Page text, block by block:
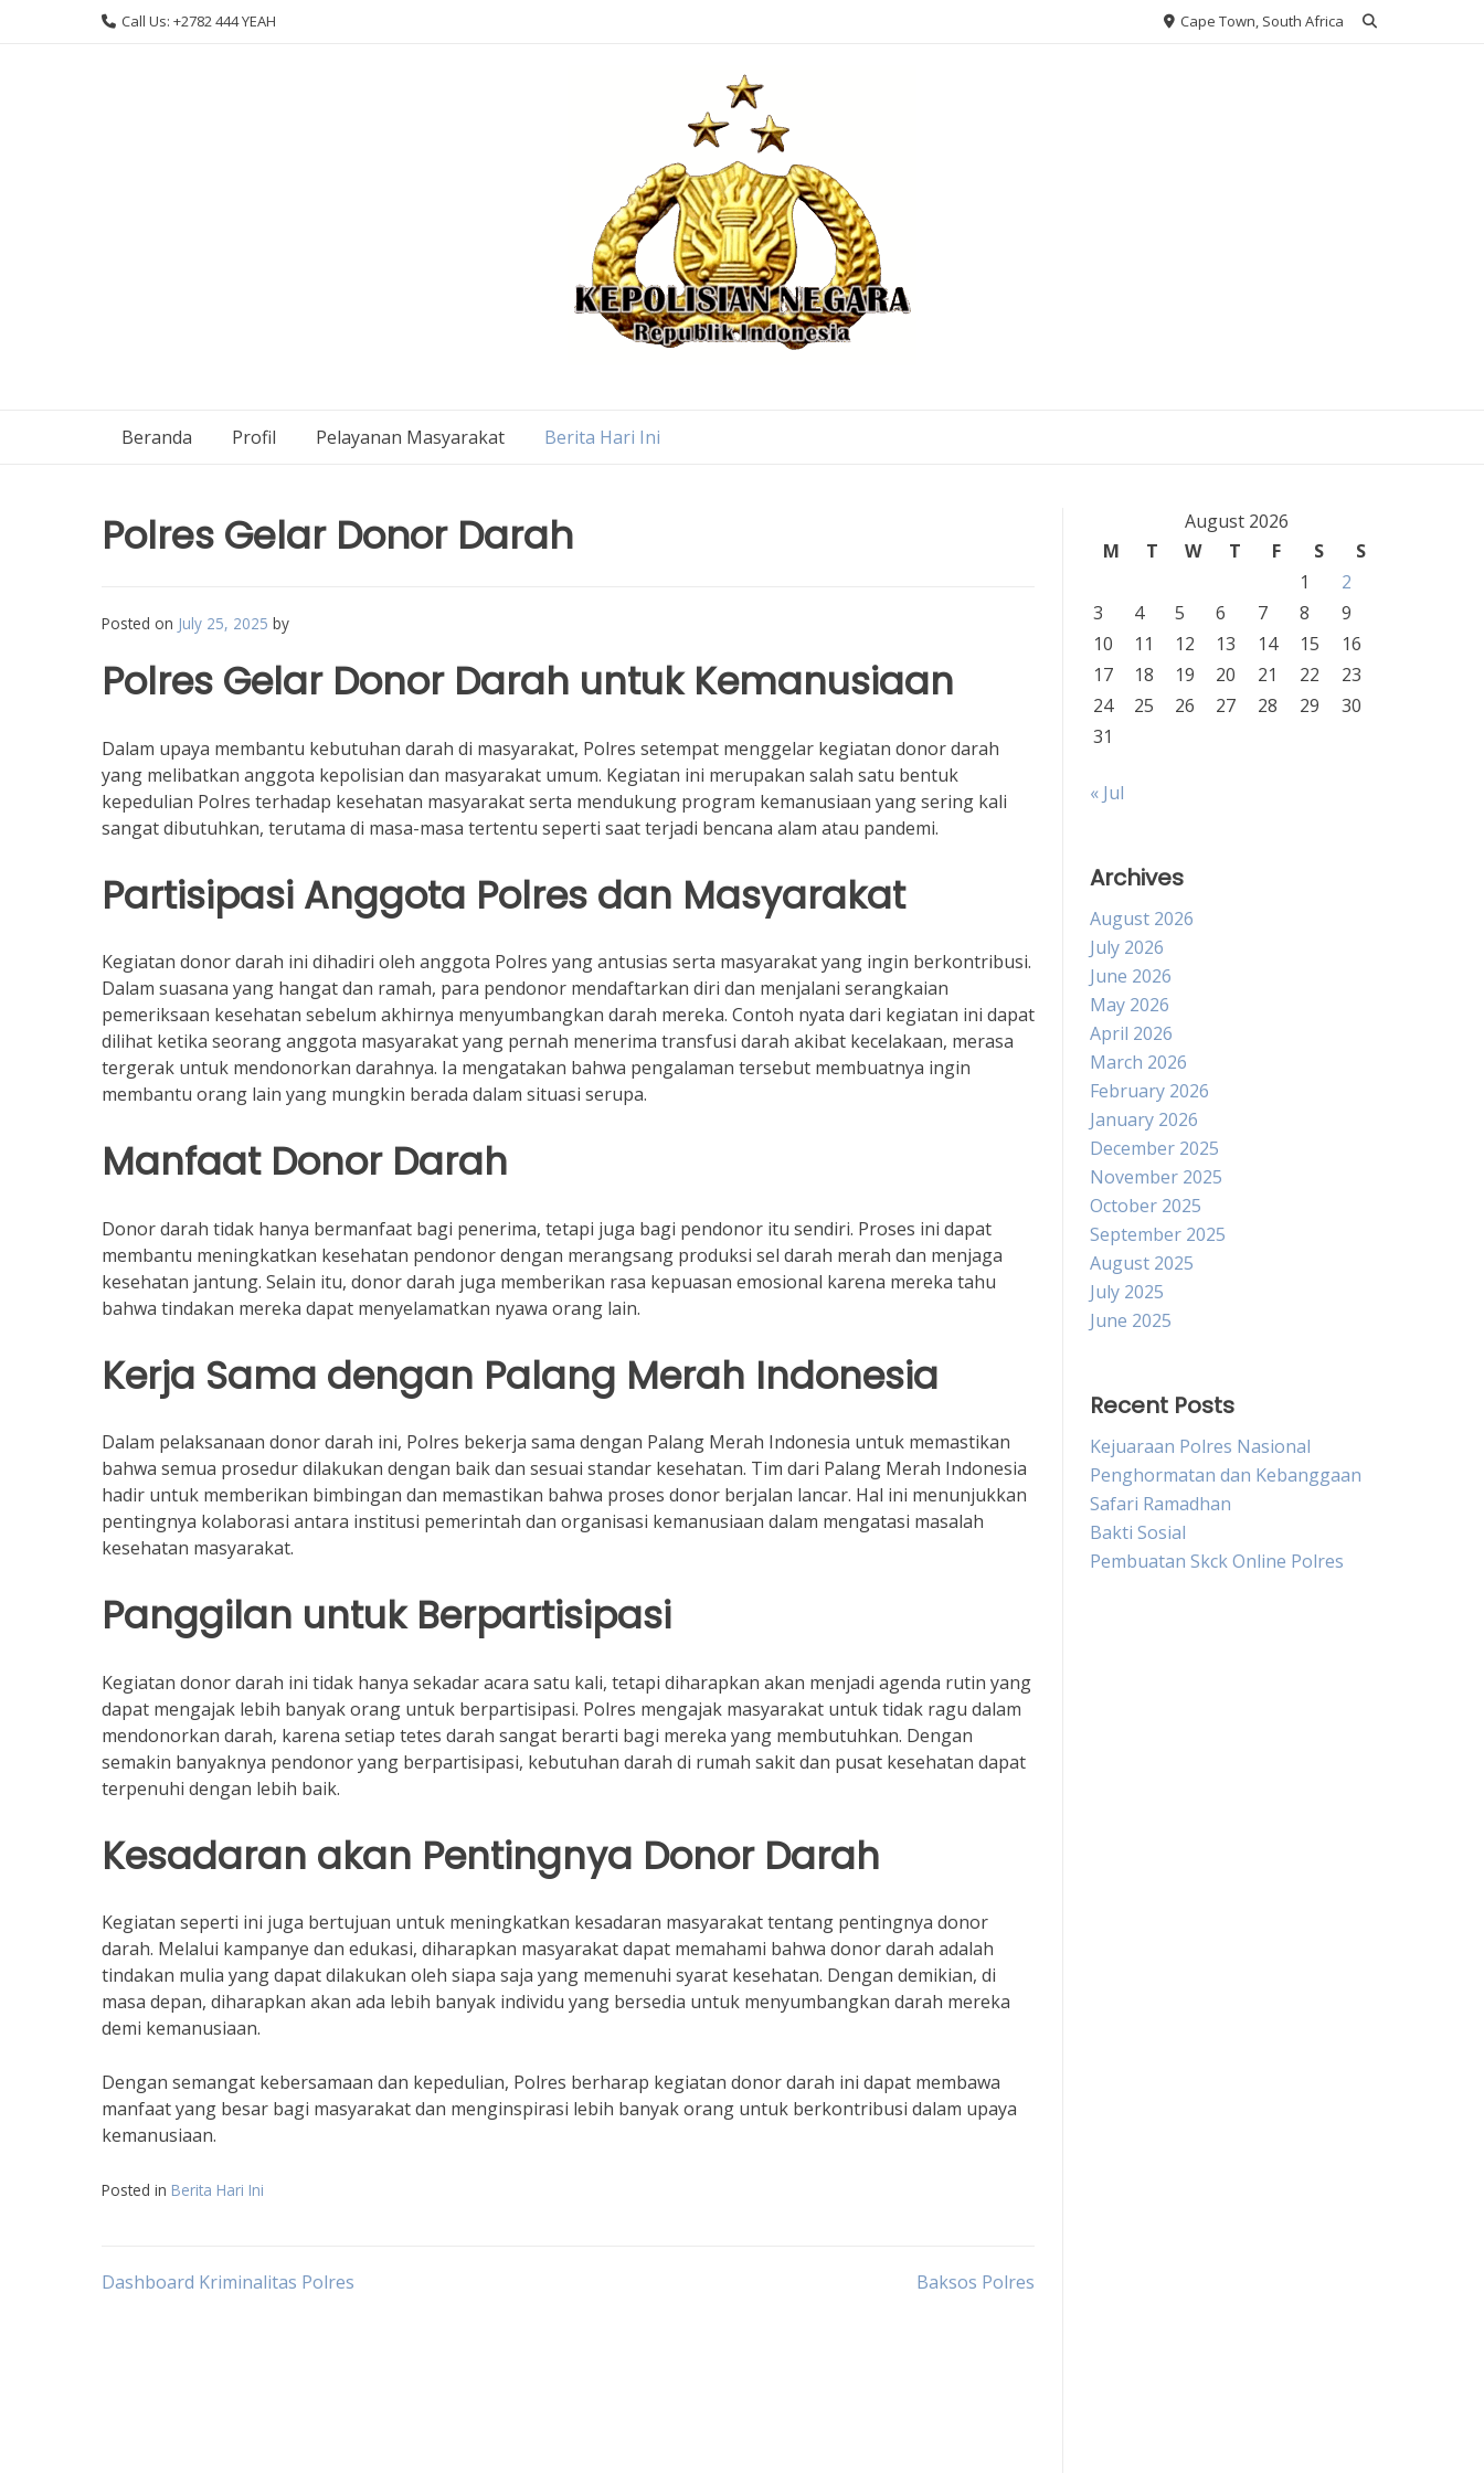
Call Us: +2782 444 YEAH Cape Town, South Africa
Beranda Profil Pelayanan Masyarakat Berita Hari Ini
Polres Gelar Donor Darah
Posted on July 25, 2025 by
Polres Gelar Donor Darah untuk Kemanusiaan
Dalam upaya membantu kebutuhan darah di masyarakat, Polres setempat menggelar kegiatan donor darah
yang melibatkan anggota kepolisian dan masyarakat umum. Kegiatan ini merupakan salah satu bentuk
kepedulian Polres terhadap kesehatan masyarakat serta mendukung program kemanusiaan yang sering kali
sangat dibutuhkan, terutama di masa-masa tertentu seperti saat terjadi bencana alam atau pandemi.
Partisipasi Anggota Polres dan Masyarakat
Kegiatan donor darah ini dihadiri oleh anggota Polres yang antusias serta masyarakat yang ingin berkontribusi.
Dalam suasana yang hangat dan ramah, para pendonor mendaftarkan diri dan menjalani serangkaian
pemeriksaan kesehatan sebelum akhirnya menyumbangkan darah mereka. Contoh nyata dari kegiatan ini dapat
dilihat ketika seorang anggota masyarakat yang pernah menerima transfusi darah akibat kecelakaan, merasa
tergerak untuk mendonorkan darahnya. Ia mengatakan bahwa pengalaman tersebut membuatnya ingin
membantu orang lain yang mungkin berada dalam situasi serupa.
Manfaat Donor Darah
Donor darah tidak hanya bermanfaat bagi penerima, tetapi juga bagi pendonor itu sendiri. Proses ini dapat
membantu meningkatkan kesehatan pendonor dengan merangsang produksi sel darah merah dan menjaga
kesehatan jantung. Selain itu, donor darah juga memberikan rasa kepuasan emosional karena mereka tahu
bahwa tindakan mereka dapat menyelamatkan nyawa orang lain.
Kerja Sama dengan Palang Merah Indonesia
Dalam pelaksanaan donor darah ini, Polres bekerja sama dengan Palang Merah Indonesia untuk memastikan
bahwa semua prosedur dilakukan dengan baik dan sesuai standar kesehatan. Tim dari Palang Merah Indonesia
hadir untuk memberikan bimbingan dan memastikan bahwa proses donor berjalan lancar. Hal ini menunjukkan
pentingnya kolaborasi antara institusi pemerintah dan organisasi kemanusiaan dalam mengatasi masalah
kesehatan masyarakat.
Panggilan untuk Berpartisipasi
Kegiatan donor darah ini tidak hanya sekadar acara satu kali, tetapi diharapkan akan menjadi agenda rutin yang
dapat mengajak lebih banyak orang untuk berpartisipasi. Polres mengajak masyarakat untuk tidak ragu dalam
mendonorkan darah, karena setiap tetes darah sangat berarti bagi mereka yang membutuhkan. Dengan
semakin banyaknya pendonor yang berpartisipasi, kebutuhan darah di rumah sakit dan pusat kesehatan dapat
terpenuhi dengan lebih baik.
Kesadaran akan Pentingnya Donor Darah
Kegiatan seperti ini juga bertujuan untuk meningkatkan kesadaran masyarakat tentang pentingnya donor
darah. Melalui kampanye dan edukasi, diharapkan masyarakat dapat memahami bahwa donor darah adalah
tindakan mulia yang dapat dilakukan oleh siapa saja yang memenuhi syarat kesehatan. Dengan demikian, di
masa depan, diharapkan akan ada lebih banyak individu yang bersedia untuk menyumbangkan darah mereka
demi kemanusiaan.
Dengan semangat kebersamaan dan kepedulian, Polres berharap kegiatan donor darah ini dapat membawa
manfaat yang besar bagi masyarakat dan menginspirasi lebih banyak orang untuk berkontribusi dalam upaya
kemanusiaan.
Posted in Berita Hari Ini
Post
Dashboard Kriminalitas Polres Baksos Polres
August 2026
M
T W T F S
S
1
2
3
4 5 6 7 8
9
10
11 12 13 14 15
16
17
18 19 20 21 22
23
24
25 26 27 28 29
30
31
« Jul
Archives
August 2026
July 2026
June 2026
May 2026
April 2026
March 2026
February 2026
January 2026
December 2025
November 2025
October 2025
September 2025
August 2025
July 2025
June 2025
Recent Posts
Kejuaraan Polres Nasional
Penghormatan dan Kebanggaan
Safari Ramadhan
Bakti Sosial
Pembuatan Skck Online Polres